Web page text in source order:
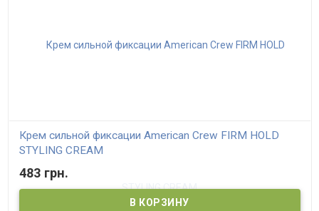
Крем сильной фиксации American Crew FIRM HOLD
STYLING CREAM
483 грн.